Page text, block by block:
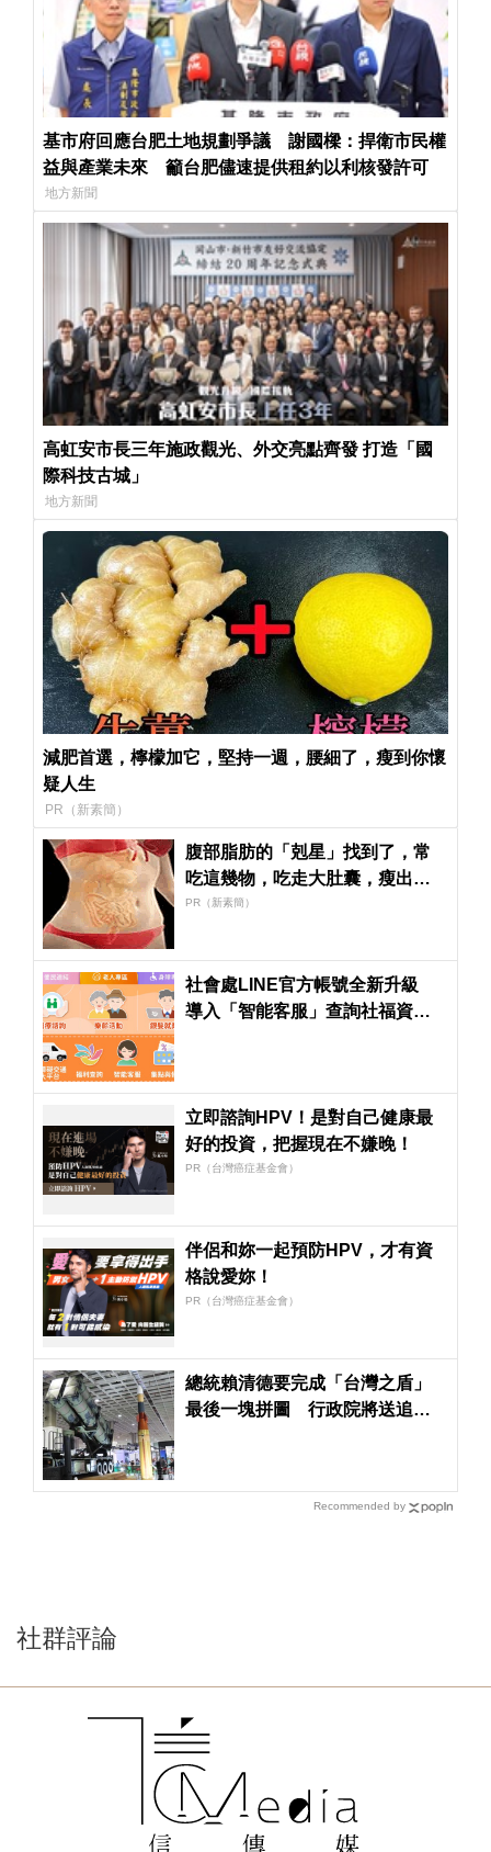
基市府回應台肥土地規劃爭議 謝國樑：捍衛市民權
益與產業未來 籲台肥儘速提供租約以利核發許可
地方新聞
高虹安市長三年施政觀光、外交亮點齊發 打造「國
際科技古城」
地方新聞
減肥首選，檸檬加它，堅持一週，腰細了，瘦到你懷
疑人生
PR（新素簡）
腹部脂肪的「剋星」找到了，常
吃這幾物，吃走大肚囊，瘦出小
蠻腰
PR（新素簡）
社會處LINE官方帳號全新升級
導入「智能客服」查詢社福資訊
立即諮詢HPV！是對自己健康最
好的投資，把握現在不嫌晚！
PR（台灣癌症基金會）
伴侶和妳一起預防HPV，才有資
格說愛妳！
PR（台灣癌症基金會）
總統賴清德要完成「台灣之盾」
最後一塊拼圖 行政院將送追加
Recommended by
社群評論